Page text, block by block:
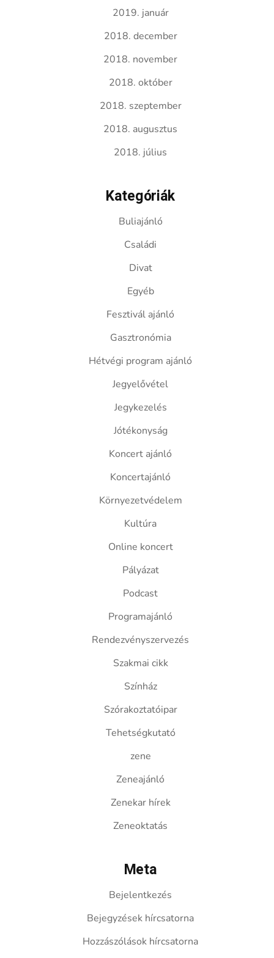
2019. január
2018. december
2018. november
2018. október
2018. szeptember
2018. augusztus
2018. július
Kategóriák
Buliajánló
Családi
Divat
Egyéb
Fesztivál ajánló
Gasztronómia
Hétvégi program ajánló
Jegyelővétel
Jegykezelés
Jótékonyság
Koncert ajánló
Koncertajánló
Környezetvédelem
Kultúra
Online koncert
Pályázat
Podcast
Programajánló
Rendezvényszervezés
Szakmai cikk
Színház
Szórakoztatóipar
Tehetségkutató
zene
Zeneajánló
Zenekar hírek
Zeneoktatás
Meta
Bejelentkezés
Bejegyzések hírcsatorna
Hozzászólások hírcsatorna